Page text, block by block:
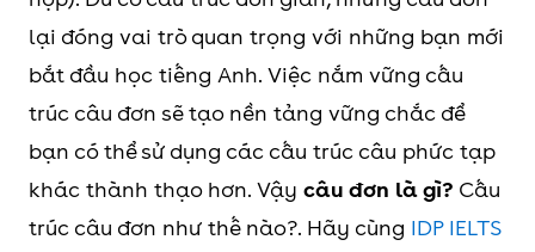
lại đóng vai trò quan trọng với những bạn mới
bắt đầu học tiếng Anh. Việc nắm vững cấu
trúc câu đơn sẽ tạo nền tảng vững chắc để
bạn có thể sử dụng các cấu trúc câu phức tạp
khác thành thạo hơn. Vậy câu đơn là gì? Cấu
trúc câu đơn như thế nào?. Hãy cùng IDP IELTS